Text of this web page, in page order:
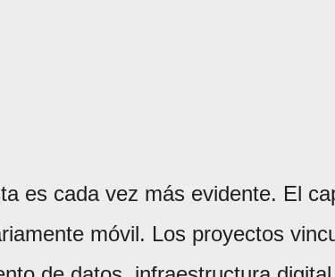
es cada vez más evidente. El
móvil. Los proyectos